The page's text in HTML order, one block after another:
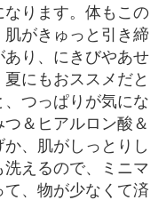
ります。体もこの
がきゅっと引き締
あり、にきびやあせ
にもおススメだと
つっぱりが気にな
＆ヒアルロン酸＆
、肌がしっとりし
えるので、ミニマ
、物が少なくて済